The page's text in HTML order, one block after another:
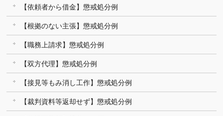
【依頼者から借金】懲戒処分例
【根拠のない主張】懲戒処分例
【職務上請求】懲戒処分例
【双方代理】懲戒処分例
【接見等もみ消し工作】懲戒処分例
【裁判資料等返却せず】懲戒処分例